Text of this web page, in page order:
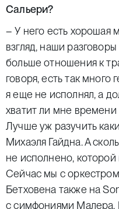
Сальери?
– У него есть хорошая
взгляд, наши
больше отношения к
говоря, есть так много
я еще не исполнял, а
хватит ли мне времени
Лучше уж разучить
Михаэля Гайдна. А
не исполнено, которой
Сейчас мы с
Бетховена также на
с симфониями